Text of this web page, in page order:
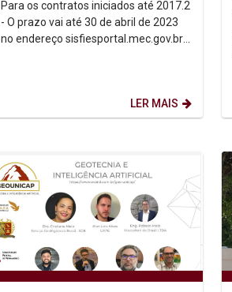
Para os contratos iniciados até 2017.2
- O prazo vai até 30 de abril de 2023
no endereço sisfiesportal.mec.gov.br
LER MAIS